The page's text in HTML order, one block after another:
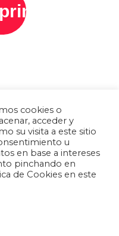
cookies o
acceder y
su visita a este sitio
u
en base a intereses
pinchando en
de Cookies en este